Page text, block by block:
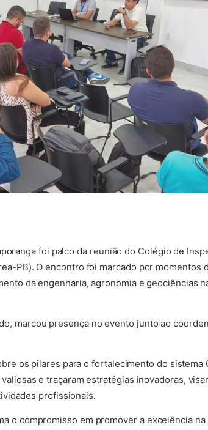
foi palco da reunião do Colégio de
PB). O encontro foi marcado por momentos
da engenharia, agronomia e geociências
marcou presença no evento junto ao
os pilares para o fortalecimento do sistema
e traçaram estratégias inovadoras,
profissionais.
o compromisso em promover a excelência